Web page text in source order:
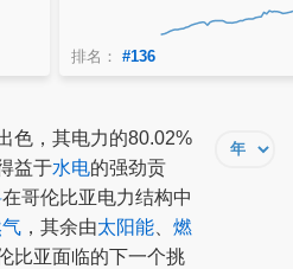
排名： #136
色，其电力的80.02%
益于水电的强劲贡
在哥伦比亚电力结构中
，其余由太阳能、 燃
比亚面临的下一个挑